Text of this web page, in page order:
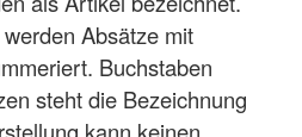
Absätze mit
Buchstaben
steht die Bezeichnung